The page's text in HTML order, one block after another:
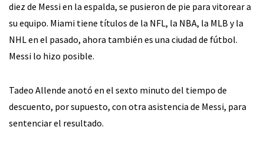
diez de Messi en la espalda, se pusieron de pie para vitorear a
su equipo. Miami tiene títulos de la NFL, la NBA, la MLB y la
NHL en el pasado, ahora también es una ciudad de fútbol.
Messi lo hizo posible.
Tadeo Allende anotó en el sexto minuto del tiempo de
descuento, por supuesto, con otra asistencia de Messi, para
sentenciar el resultado.